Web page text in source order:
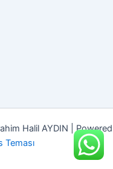
Halil AYDIN | Powered
Teması